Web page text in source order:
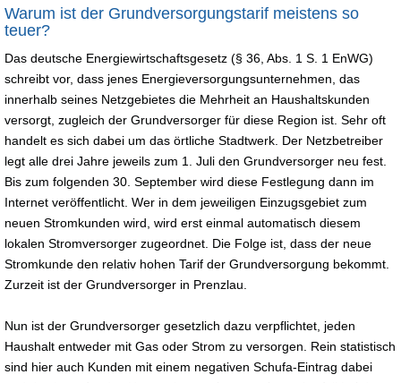
Warum ist der Grundversorgungstarif meistens so
teuer?
Das deutsche Energiewirtschaftsgesetz (§ 36, Abs. 1 S. 1 EnWG)
schreibt vor, dass jenes Energieversorgungsunternehmen, das
innerhalb seines Netzgebietes die Mehrheit an Haushaltskunden
versorgt, zugleich der Grundversorger für diese Region ist. Sehr oft
handelt es sich dabei um das örtliche Stadtwerk. Der Netzbetreiber
legt alle drei Jahre jeweils zum 1. Juli den Grundversorger neu fest.
Bis zum folgenden 30. September wird diese Festlegung dann im
Internet veröffentlicht. Wer in dem jeweiligen Einzugsgebiet zum
neuen Stromkunden wird, wird erst einmal automatisch diesem
lokalen Stromversorger zugeordnet. Die Folge ist, dass der neue
Stromkunde den relativ hohen Tarif der Grundversorgung bekommt.
Zurzeit ist der Grundversorger in Prenzlau.
Nun ist der Grundversorger gesetzlich dazu verpflichtet, jeden
Haushalt entweder mit Gas oder Strom zu versorgen. Rein statistisch
sind hier auch Kunden mit einem negativen Schufa-Eintrag dabei